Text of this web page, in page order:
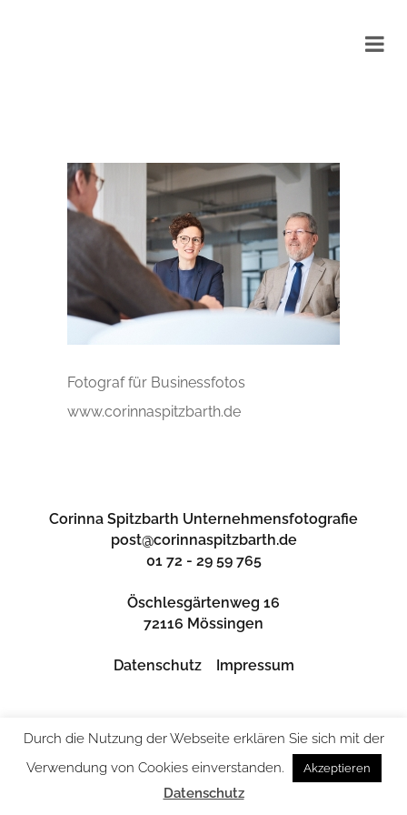
Fotograf für Businessfotos
www.corinnaspitzbarth.de
Corinna Spitzbarth Unternehmensfotografie
post@corinnaspitzbarth.de
01 72 - 29 59 765
Öschlesgärtenweg 16
72116 Mössingen
Datenschutz Impressum
Durch die Nutzung der Webseite erklären Sie sich mit der
Verwendung von Cookies einverstanden.
Akzeptieren
Datenschutz